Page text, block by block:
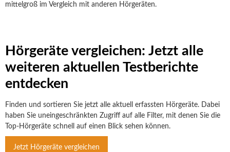
mittelgroß im Vergleich mit anderen Hörgeräten.
Hörgeräte vergleichen: Jetzt alle
weiteren aktuellen Testberichte
entdecken
Finden und sortieren Sie jetzt alle aktuell erfassten Hörgeräte. Dabei
haben Sie uneingeschränkten Zugriff auf alle Filter, mit denen Sie die
Top-Hörgeräte schnell auf einen Blick sehen können.
Jetzt Hörgeräte vergleichen